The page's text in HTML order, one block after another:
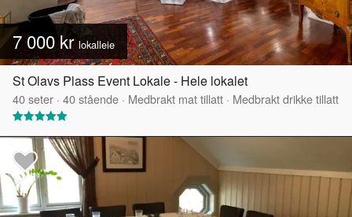
7 000 krlokalleie
St Olavs Plass Event Lokale - Hele lokalet
40seter · 40stående · Medbrakt mat tillatt · Medbrakt drikke tillatt